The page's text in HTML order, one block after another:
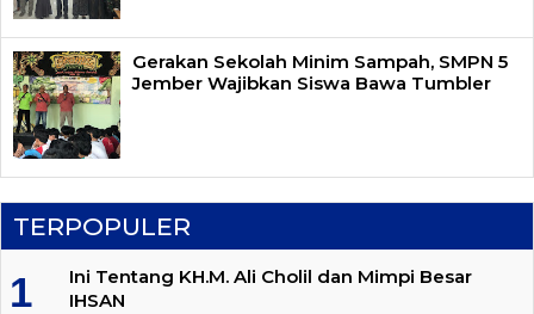
Gerakan Sekolah Minim Sampah, SMPN 5
Jember Wajibkan Siswa Bawa Tumbler
TERPOPULER
Ini Tentang KH.M. Ali Cholil dan Mimpi Besar
IHSAN